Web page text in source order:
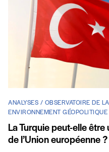
ANALYSES / OBSERVATOIRE DE
ENVIRONNEMENT GÉOPOLITIQUE
La Turquie peut-elle
de l’Union européenne ?